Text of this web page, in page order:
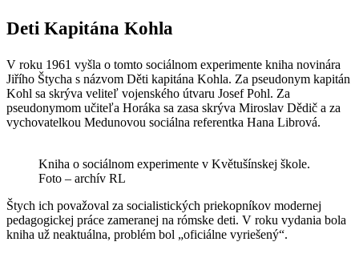
Deti Kapitána Kohla
V roku 1961 vyšla o tomto sociálnom experimente kniha novinára
Jiřího Štycha s názvom Děti kapitána Kohla. Za pseudonym kapitán
Kohl sa skrýva veliteľ vojenského útvaru Josef Pohl. Za
pseudonymom učiteľa Horáka sa zasa skrýva Miroslav Dědič a za
vychovatelkou Medunovou sociálna referentka Hana Librová.
Kniha o sociálnom experimente v Květušínskej škole.
Foto – archív RL
Štych ich považoval za socialistických priekopníkov modernej
pedagogickej práce zameranej na rómske deti. V roku vydania bola
kniha už neaktuálna, problém bol „oficiálne vyriešený“.